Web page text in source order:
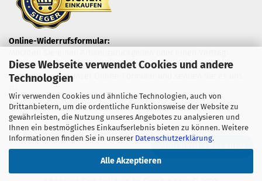
Diese Webseite verwendet Cookies und andere
Technologien
Wir verwenden Cookies und ähnliche Technologien, auch von
Drittanbietern, um die ordentliche Funktionsweise der Website zu
gewährleisten, die Nutzung unseres Angebotes zu analysieren und
Ihnen ein bestmögliches Einkaufserlebnis bieten zu können. Weitere
Informationen finden Sie in unserer Datenschutzerklärung.
Alle Akzeptieren
Online-Widerrufsformular:
widerrufen?
Nutzen Sie dazu unser Online-Formular und senden Sie es uns